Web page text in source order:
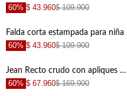
+
+
60% $ 43.960$ 109.900
Falda corta estampada para niña
60% $ 43.960$ 109.900
Jean Recto crudo con apliques para niña
60% $ 67.960$ 169.900